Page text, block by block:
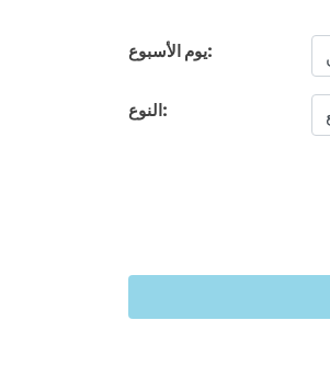
يوم الأسبوع:
النوع: